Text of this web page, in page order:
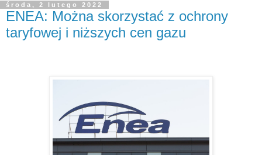
środa, 2 lutego 2022
ENEA: Można skorzystać z ochrony
taryfowej i niższych cen gazu